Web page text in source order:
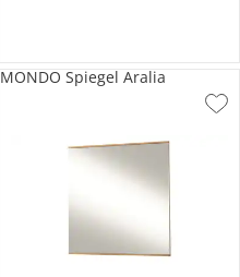
MONDO Spiegel Aralia